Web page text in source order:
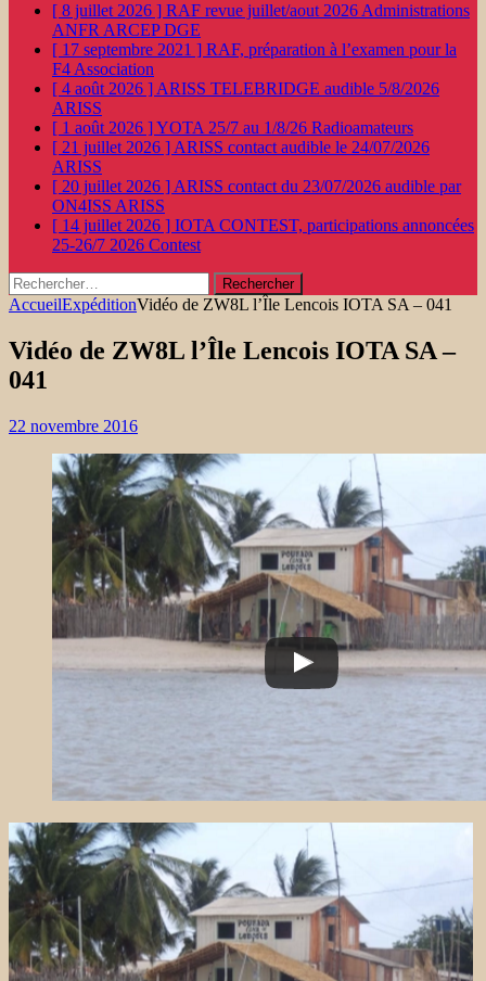
[ 8 juillet 2026 ] RAF revue juillet/aout 2026 Administrations
ANFR ARCEP DGE
[ 17 septembre 2021 ] RAF, préparation à l’examen pour la
F4 Association
[ 4 août 2026 ] ARISS TELEBRIDGE audible 5/8/2026
ARISS
[ 1 août 2026 ]YOTA 25/7 au 1/8/26 Radioamateurs
[ 21 juillet 2026 ] ARISS contact audible le 24/07/2026
ARISS
[ 20 juillet 2026 ] ARISS contact du 23/07/2026 audible par
ON4ISS ARISS
[ 14 juillet 2026 ] IOTA CONTEST, participations annoncées
25-26/7 2026 Contest
Rechercher :
AccueilExpéditionVidéo de ZW8L l’Île Lencois IOTA SA – 041
Vidéo de ZW8L l’Île Lencois IOTA SA –
041
22 novembre 2016